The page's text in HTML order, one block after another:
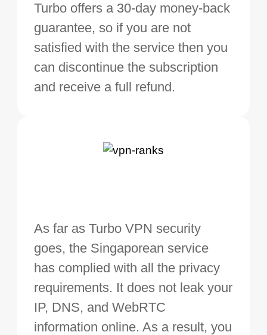
Turbo offers a 30-day money-back
guarantee, so if you are not
satisfied with the service then you
can discontinue the subscription
and receive a full refund.
As far as Turbo VPN security
goes, the Singaporean service
has complied with all the privacy
requirements. It does not leak your
IP, DNS, and WebRTC
information online. As a result, you